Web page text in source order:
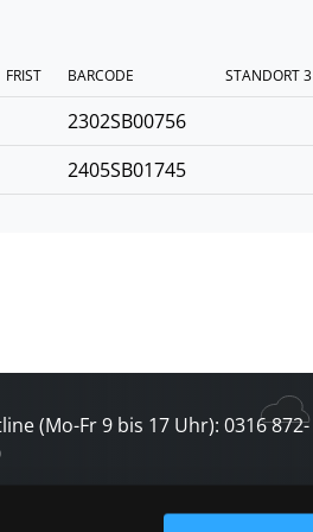
FRIST BARCODE STANDORT 3
2302SB00756
2405SB01745
(Mo-Fr 9 bis 17 Uhr): 0316 872-